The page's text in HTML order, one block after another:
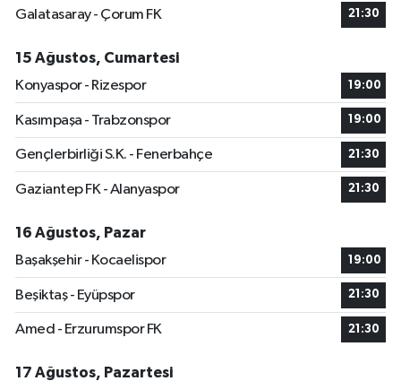
Galatasaray - Çorum FK
21:30
15 Ağustos, Cumartesi
Konyaspor - Rizespor
19:00
Kasımpaşa - Trabzonspor 19:00
Gençlerbirliği S.K. - Fenerbahçe 21:30
Gaziantep FK - Alanyaspor 21:30
16 Ağustos, Pazar
Başakşehir - Kocaelispor
19:00
Beşiktaş - Eyüpspor 21:30
Amed - Erzurumspor FK 21:30
17 Ağustos, Pazartesi